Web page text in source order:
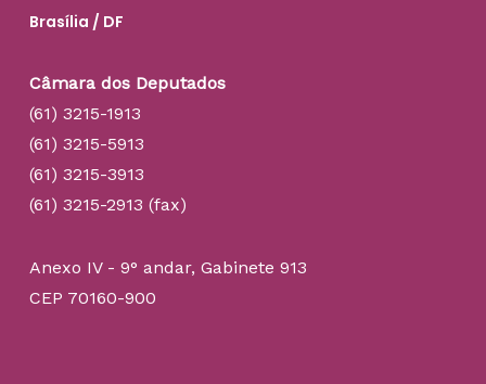
Brasília / DF
Câmara dos Deputados
(61) 3215-1913
(61) 3215-5913
(61) 3215-3913
(61) 3215-2913 (fax)
Anexo IV - 9° andar, Gabinete 913
CEP 70160-900